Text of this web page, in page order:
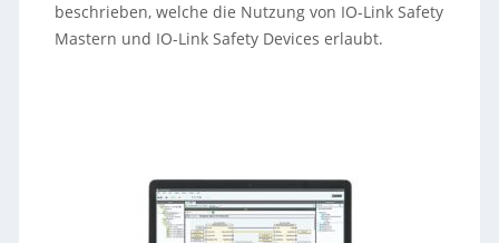
beschrieben, welche die Nutzung von IO-Link Safety
Mastern und IO-Link Safety Devices erlaubt.